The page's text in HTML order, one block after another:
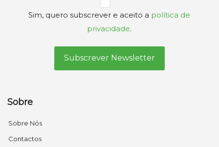
(Obrigatório)
Sim, quero subscrever e aceito a política de
privacidade.
Sobre
Sobre Nós
Contactos